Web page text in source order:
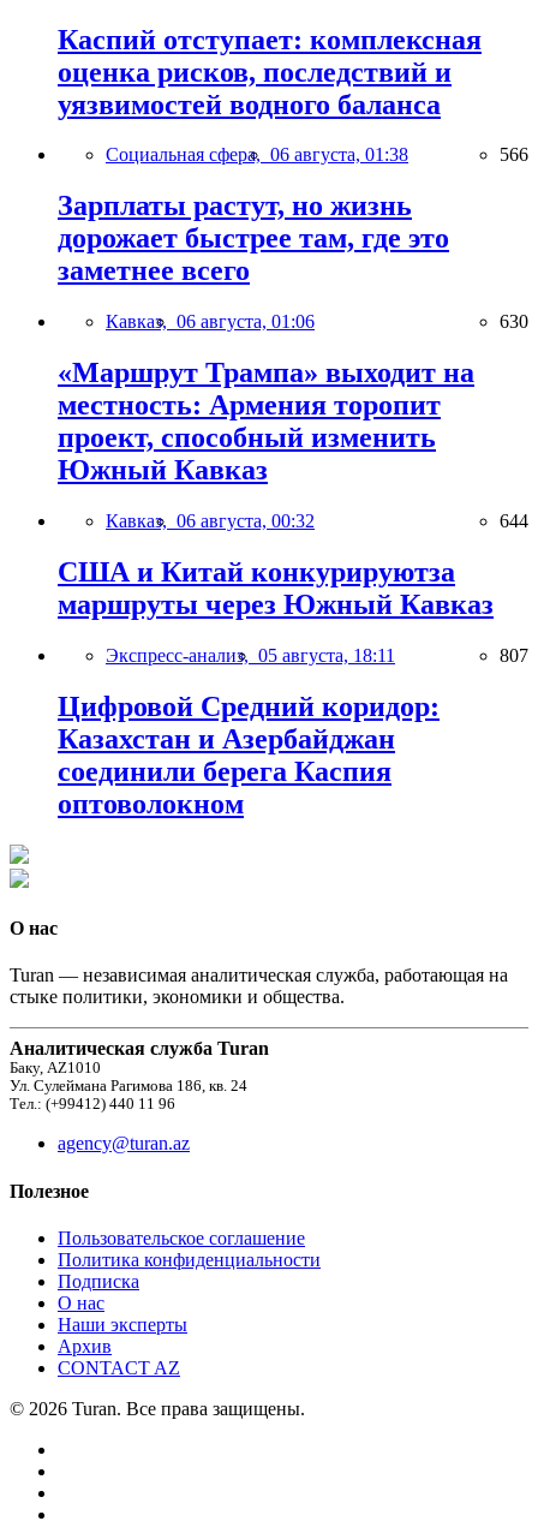
Каспий отступает: комплексная
оценка рисков, последствий и
уязвимостей водного баланса
Социальная сфера, 06 августа, 01:38 566
Зарплаты растут, но жизнь
дорожает быстрее там, где это
заметнее всего
Кавказ, 06 августа, 01:06 630
«Маршрут Трампа» выходит на
местность: Армения торопит
проект, способный изменить
Южный Кавказ
Кавказ, 06 августа, 00:32 644
США и Китай конкурируютза
маршруты через Южный Кавказ
Экспресс-анализ, 05 августа, 18:11 807
Цифровой Средний коридор:
Казахстан и Азербайджан
соединили берега Каспия
оптоволокном
О нас
Turan — независимая аналитическая служба, работающая на
стыке политики, экономики и общества.
Аналитическая служба Turan
Баку, AZ1010
Ул. Сулеймана Рагимова 186, кв. 24
Тел.: (+99412) 440 11 96
agency@turan.az
Полезное
Пользовательское соглашение
Политика конфиденциальности
Подписка
О нас
Наши эксперты
Архив
CONTACT AZ
© 2026 Turan. Все права защищены.